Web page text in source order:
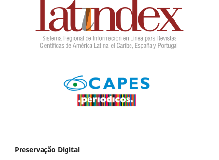
Preservação Digital